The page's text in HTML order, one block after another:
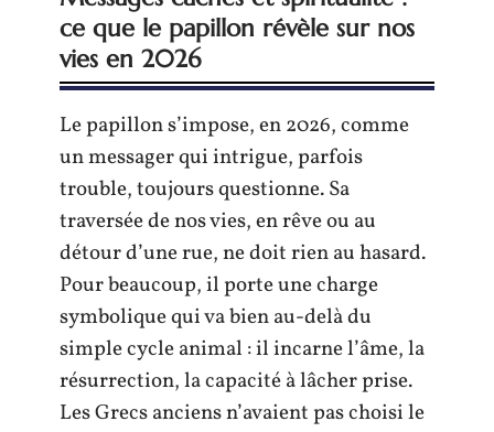
ce que le papillon révèle sur nos
vies en 2026
Le papillon s’impose, en 2026, comme
un messager qui intrigue, parfois
trouble, toujours questionne. Sa
traversée de nos vies, en rêve ou au
détour d’une rue, ne doit rien au hasard.
Pour beaucoup, il porte une charge
symbolique qui va bien au-delà du
simple cycle animal : il incarne l’âme, la
résurrection, la capacité à lâcher prise.
Les Grecs anciens n’avaient pas choisi le